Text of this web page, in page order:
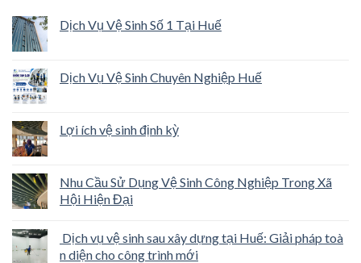
Dịch Vụ Vệ Sinh Số 1 Tại Huế
Dịch Vụ Vệ Sinh Chuyên Nghiệp Huế
Lợi ích vệ sinh định kỳ
Nhu Cầu Sử Dụng Vệ Sinh Công Nghiệp Trong Xã
Hội Hiện Đại
Dịch vụ vệ sinh sau xây dựng tại Huế: Giải pháp toà
n diện cho công trình mới